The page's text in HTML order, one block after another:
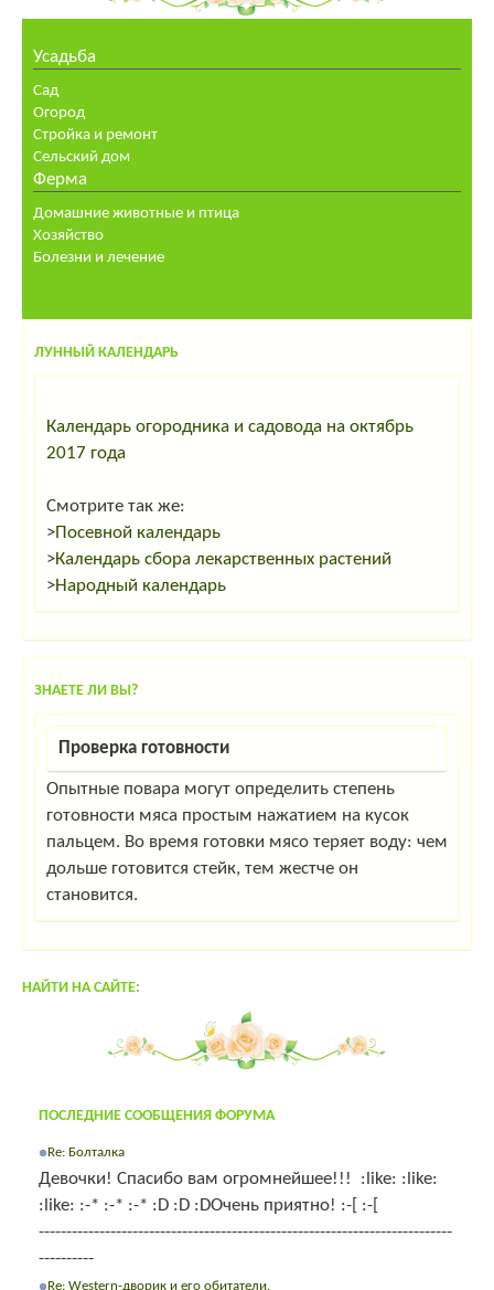
Усадьба
Сад
Огород
Стройка и ремонт
Сельский дом
Ферма
Домашние животные и птица
Хозяйство
Болезни и лечение
ЛУННЫЙ КАЛЕНДАРЬ
Календарь огородника и садовода на октябрь
2017 года
Смотрите так же:
>Посевной календарь
>Календарь сбора лекарственных растений
>Народный календарь
ЗНАЕТЕ ЛИ ВЫ?
Проверка готовности
Опытные повара могут определить степень
готовности мяса простым нажатием на кусок
пальцем. Во время готовки мясо теряет воду: чем
дольше готовится стейк, тем жестче он
становится.
НАЙТИ НА САЙТЕ:
ПОСЛЕДНИЕ СООБЩЕНИЯ ФОРУМА
Re: Болталка
Девочки! Спасибо вам огромнейшее!!! :like: :like:
:like: :-* :-* :-* :D :D :DОчень приятно! :-[ :-[
---------------------------------------------------------------------------
----------
Re: Western-дворик и его обитатели.